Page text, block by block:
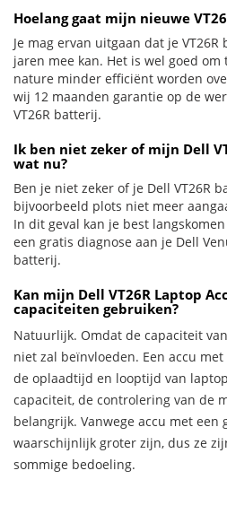
Hoelang gaat mijn nieuwe
Je mag ervan uitgaan dat je
jaren mee kan. Het is wel goed
nature minder efficiënt worden
wij 12 maanden garantie op de
VT26R batterij.
Ik ben niet zeker of mijn Dell
wat nu?
Ben je niet zeker of je Dell VT26R
bijvoorbeeld plots niet meer
In dit geval kan je best
een gratis diagnose aan je Dell
batterij.
Kan mijn Dell VT26R Laptop
capaciteiten gebruiken?
Natuurlijk. Omdat de capaciteit
niet zal beïnvloeden. Een accu
de oplaadtijd en looptijd van
capaciteit, de controlering van de
belangrijk. Vanwege accu met een
waarschijnlijk groter zijn, dus ze
sommige bedoeling.